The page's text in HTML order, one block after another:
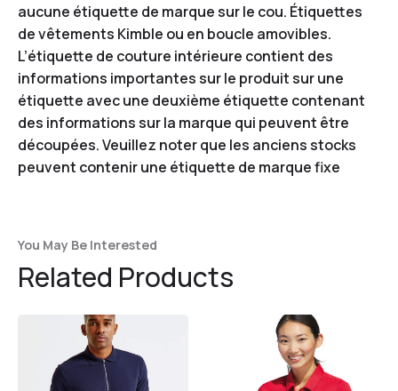
aucune étiquette de marque sur le cou. Étiquettes
de vêtements Kimble ou en boucle amovibles.
L’étiquette de couture intérieure contient des
informations importantes sur le produit sur une
étiquette avec une deuxième étiquette contenant
des informations sur la marque qui peuvent être
découpées. Veuillez noter que les anciens stocks
peuvent contenir une étiquette de marque fixe
You May Be Interested
Related Products